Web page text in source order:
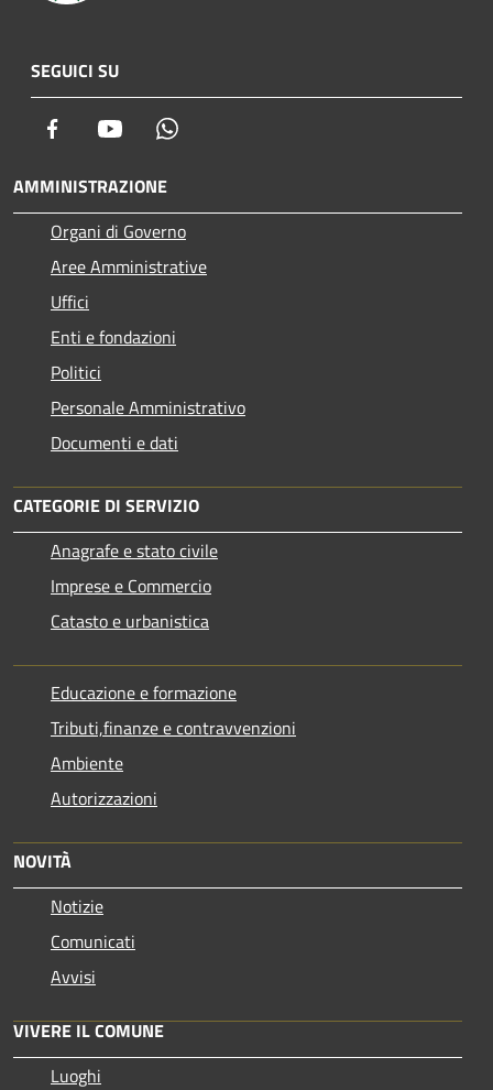
SEGUICI SU
Facebook Youtube
AMMINISTRAZIONE
Organi di Governo
Aree Amministrative
Uffici
Enti e fondazioni
Politici
Personale Amministrativo
Documenti e dati
CATEGORIE DI SERVIZIO
Anagrafe e stato civile
Imprese e Commercio
Catasto e urbanistica
Educazione e formazione
Tributi,finanze e contravvenzioni
Ambiente
Autorizzazioni
NOVITÀ
Notizie
Comunicati
Avvisi
VIVERE IL COMUNE
Luoghi